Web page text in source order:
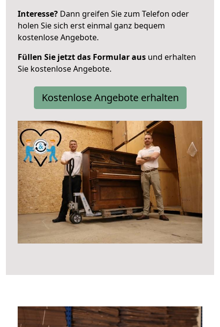
Interesse? Dann greifen Sie zum Telefon oder
holen Sie sich erst einmal ganz bequem
kostenlose Angebote.
Füllen Sie jetzt das Formular aus und erhalten
Sie kostenlose Angebote.
Kostenlose Angebote erhalten